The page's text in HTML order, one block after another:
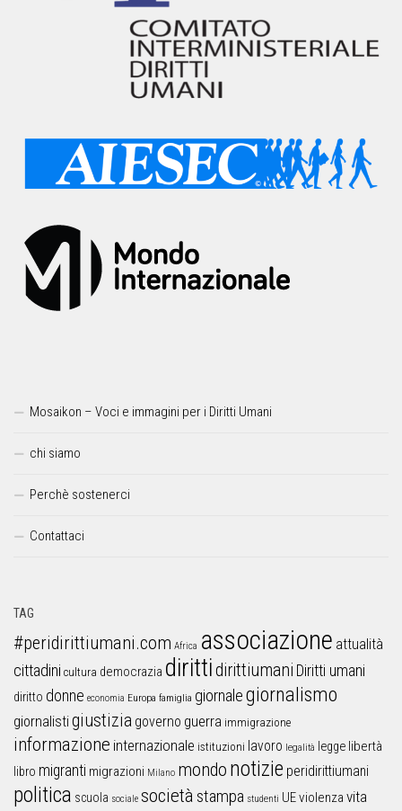
Mosaikon – Voci e immagini per i Diritti Umani
chi siamo
Perchè sostenerci
Contattaci
TAG
#peridirittiumani.com Africa associazione attualità
cittadini cultura democrazia dirittidirittiumani Diritti umani
diritto donne economia Europa famiglia giornalegiornalismo
giornalistigiustizia governo guerra immigrazione
informazione internazionale istituzioni lavoro legalità legge libertà
libro migranti migrazioni Milano mondo notizie peridirittiumani
politica scuola sociale società stampa studenti UEviolenza vita